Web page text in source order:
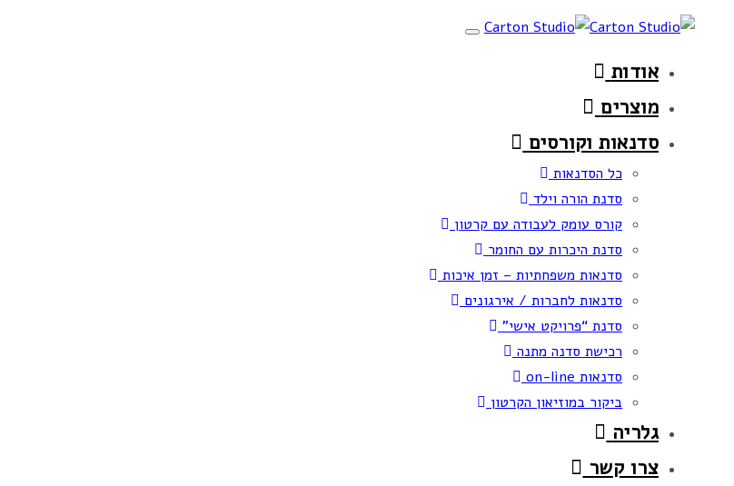
navigation
Toggle
אודות
מוצרים
סדנאות וקורסים
כל הסדנאות
סדנת הורה וילד
קורס עומק לעבודה עם קרטון
סדנת היכרות עם החומר
סדנאות משפחתיות – זמן איכות
סדנאות לחברות / אירגונים
סדנת “פרויקט אישי”
רכישת סדנה מתנה
סדנאות on-line
ביקור במוזיאון הקרטון
גלריה
צרו קשר